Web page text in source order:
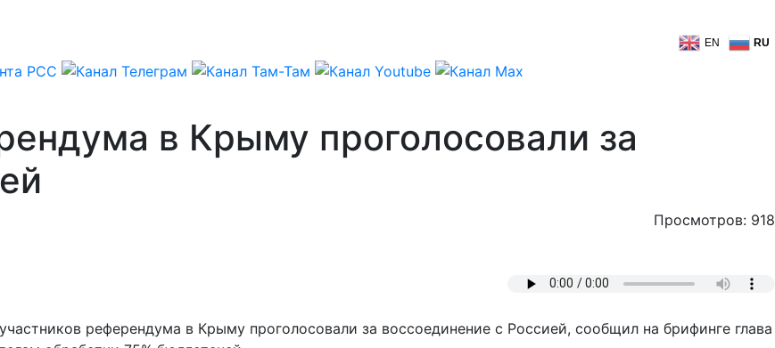
EN RU
в Крыму проголосовали за
Просмотров: 918
референдума в Крыму проголосовали за воссоединение с Россией, сообщил на брифинге глава